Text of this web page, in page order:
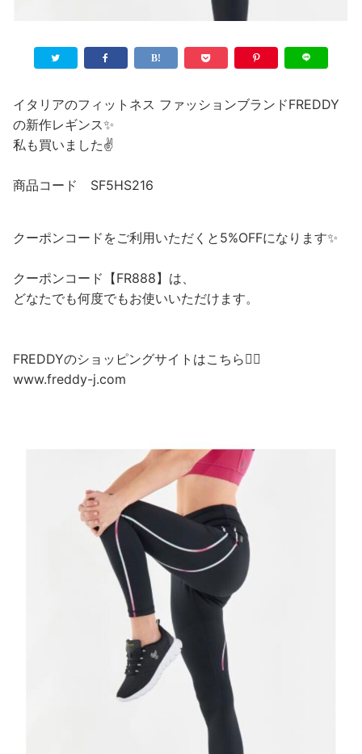
イタリアのフィットネス ファッションブランドFREDDY
の新作レギンス✨
私も買いました✌️
商品コード SF5HS216
クーポンコードをご利用いただくと5%OFFになります✨
クーポンコード【FR888】は、
どなたでも何度でもお使いいただけます。
FREDDYのショッピングサイトはこちら💁‍♀️
www.freddy-j.com